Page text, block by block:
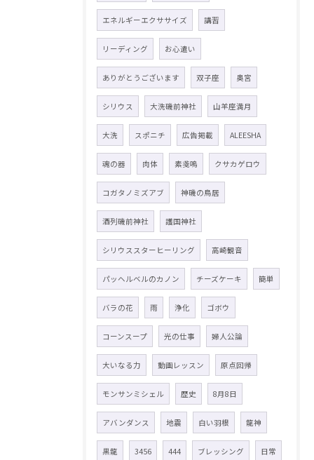
エネルギーエクササイズ 講習
リーディング お心遣い
ありがとうございます 双子座 奥宮
シリウス 大洗磯前神社 山羊座満月
大洗 スポニチ 広告掲載 ALEESHA
魂の器 肉体 素戔嗚 クサカゲロウ
コガタノミズアブ 神磯の鳥居
酒列磯前神社 護国神社
シリウススターヒーリング 高崎観音
パッヘルベルのカノン チーズケーキ 簡単
バラの花 雨 浄化 ゴボウ
コーンスープ 光の仕事 婦人公論
大いなる力 動画レッスン 原点回帰
モンサンミシェル 歴史 8月8日
アバンダンス 地震 白い羽根 龍神
黒龍 3456 444 ブレッシング 日常